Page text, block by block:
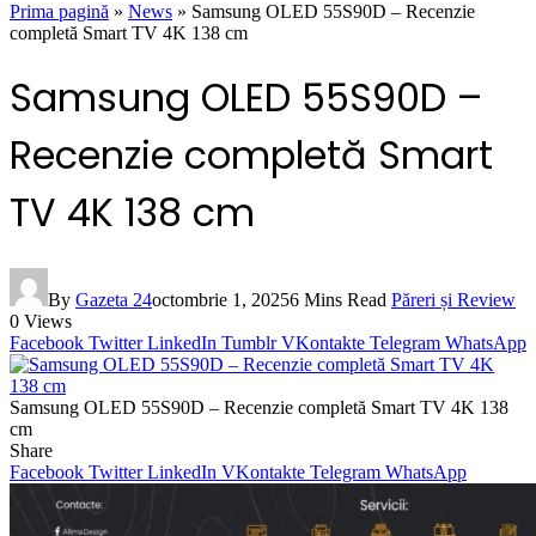
Prima pagină » News » Samsung OLED 55S90D – Recenzie
completă Smart TV 4K 138 cm
Samsung OLED 55S90D –
Recenzie completă Smart
TV 4K 138 cm
By Gazeta 24octombrie 1, 20256 Mins Read Păreri și Review
0 Views
Facebook Twitter LinkedIn Tumblr VKontakte Telegram WhatsApp
Samsung OLED 55S90D – Recenzie completă Smart TV 4K 138
cm
Share
Facebook Twitter LinkedIn VKontakte Telegram WhatsApp